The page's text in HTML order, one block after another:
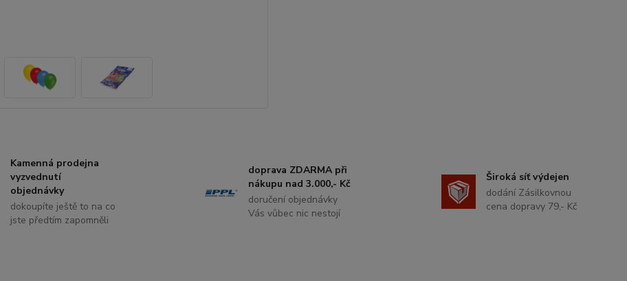
Kamenná prodejna
vyzvednutí
objednávky
dokoupíte ještě to na co
jste předtím zapomněli
doprava ZDARMA při
nákupu nad 3.000,- Kč
doručení objednávky
Vás vůbec nic nestojí
Široká síť výdejen
dodání Zásilkovnou
cena dopravy 79,- Kč